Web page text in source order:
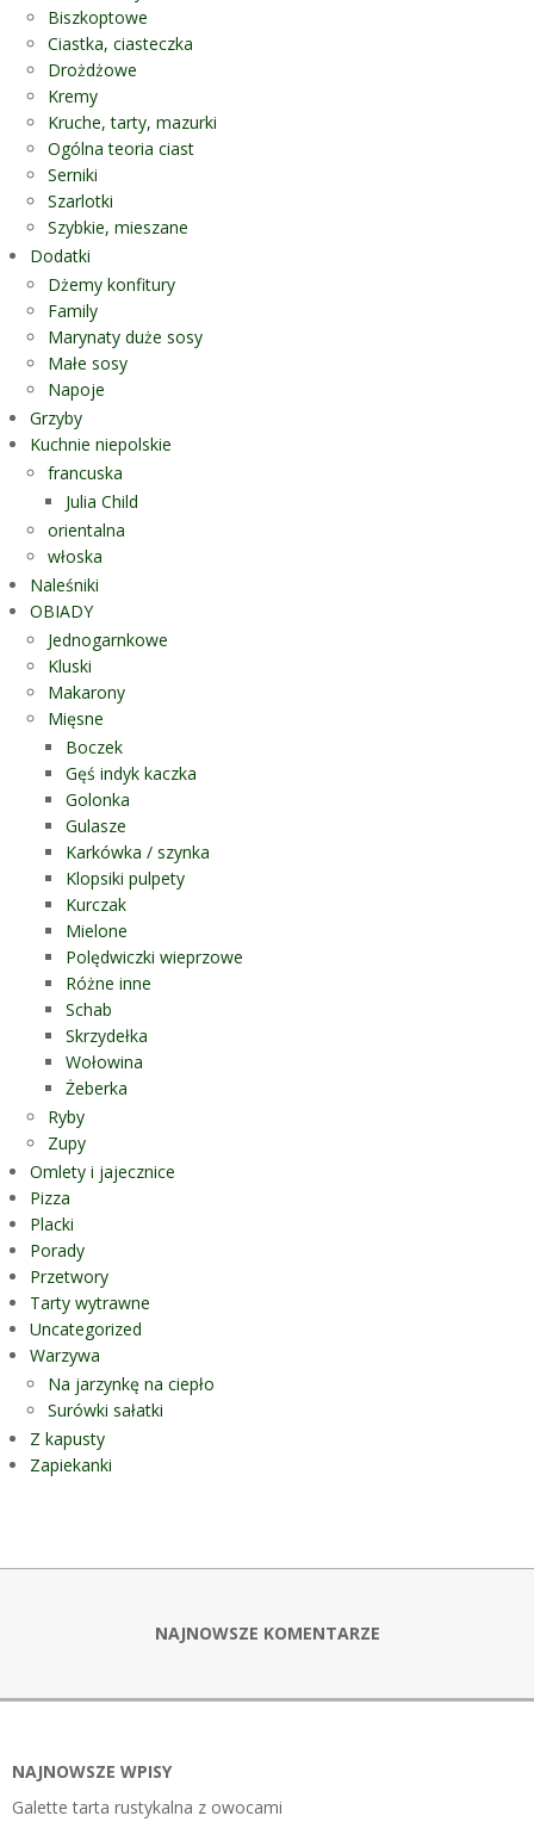
Biszkoptowe
Ciastka, ciasteczka
Drożdżowe
Kremy
Kruche, tarty, mazurki
Ogólna teoria ciast
Serniki
Szarlotki
Szybkie, mieszane
Dodatki
Dżemy konfitury
Family
Marynaty duże sosy
Małe sosy
Napoje
Grzyby
Kuchnie niepolskie
francuska
Julia Child
orientalna
włoska
Naleśniki
OBIADY
Jednogarnkowe
Kluski
Makarony
Mięsne
Boczek
Gęś indyk kaczka
Golonka
Gulasze
Karkówka / szynka
Klopsiki pulpety
Kurczak
Mielone
Polędwiczki wieprzowe
Różne inne
Schab
Skrzydełka
Wołowina
Żeberka
Ryby
Zupy
Omlety i jajecznice
Pizza
Placki
Porady
Przetwory
Tarty wytrawne
Uncategorized
Warzywa
Na jarzynkę na ciepło
Surówki sałatki
Z kapusty
Zapiekanki
NAJNOWSZE KOMENTARZE
NAJNOWSZE WPISY
Galette tarta rustykalna z owocami